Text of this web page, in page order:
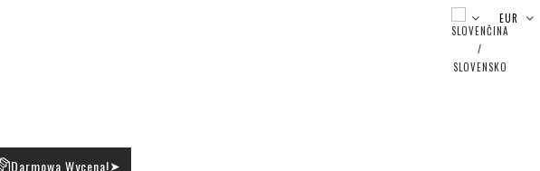
Darmowa Wycena!➤